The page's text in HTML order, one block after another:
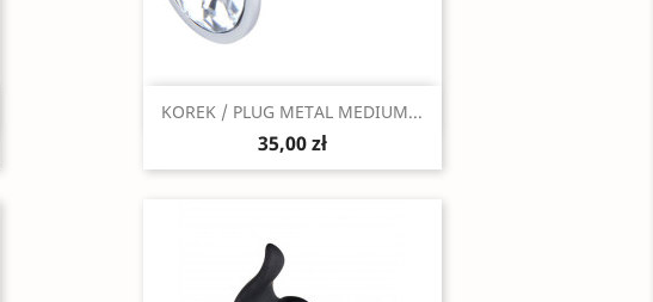
Szybki podgląd
KOREK / PLUG METAL MEDIUM...
35,00 zł